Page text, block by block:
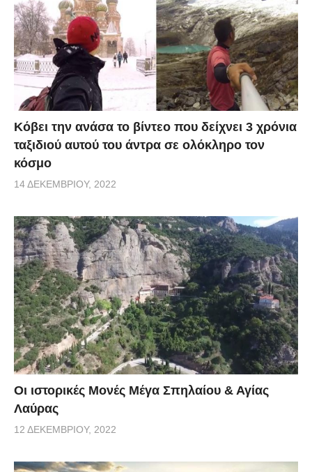
Κόβει την ανάσα το βίντεο που δείχνει 3 χρόνια
ταξιδιού αυτού του άντρα σε ολόκληρο τον
κόσμο
14 ΔΕΚΕΜΒΡΊΟΥ, 2022
Οι ιστορικές Mονές Μέγα Σπηλαίου & Αγίας
Λαύρας
12 ΔΕΚΕΜΒΡΊΟΥ, 2022